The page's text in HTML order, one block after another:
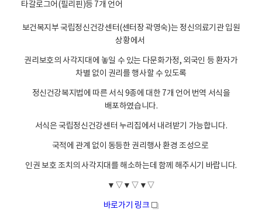
보건복지부 국립정신건강센터(센터장 곽영숙)는 정신의료기관 입원
상황에서
권리보호의 사각지대에 놓일 수 있는 다문화가정, 외국인 등 환자가
차별 없이 권리를 행사할 수 있도록
정신건강복지법에 따른 서식 9종에 대한 7개 언어 번역 서식을
배포하였습니다.
서식은 국립정신건강센터 누리집에서 내려받기 가능합니다.
국적에 관계 없이 동등한 권리행사 환경 조성으로
인권 보호 조치의 사각지대를 해소하는데 함께 해주시기 바랍니다.
▼▽▼▽▼▽
바로가기 링크 새